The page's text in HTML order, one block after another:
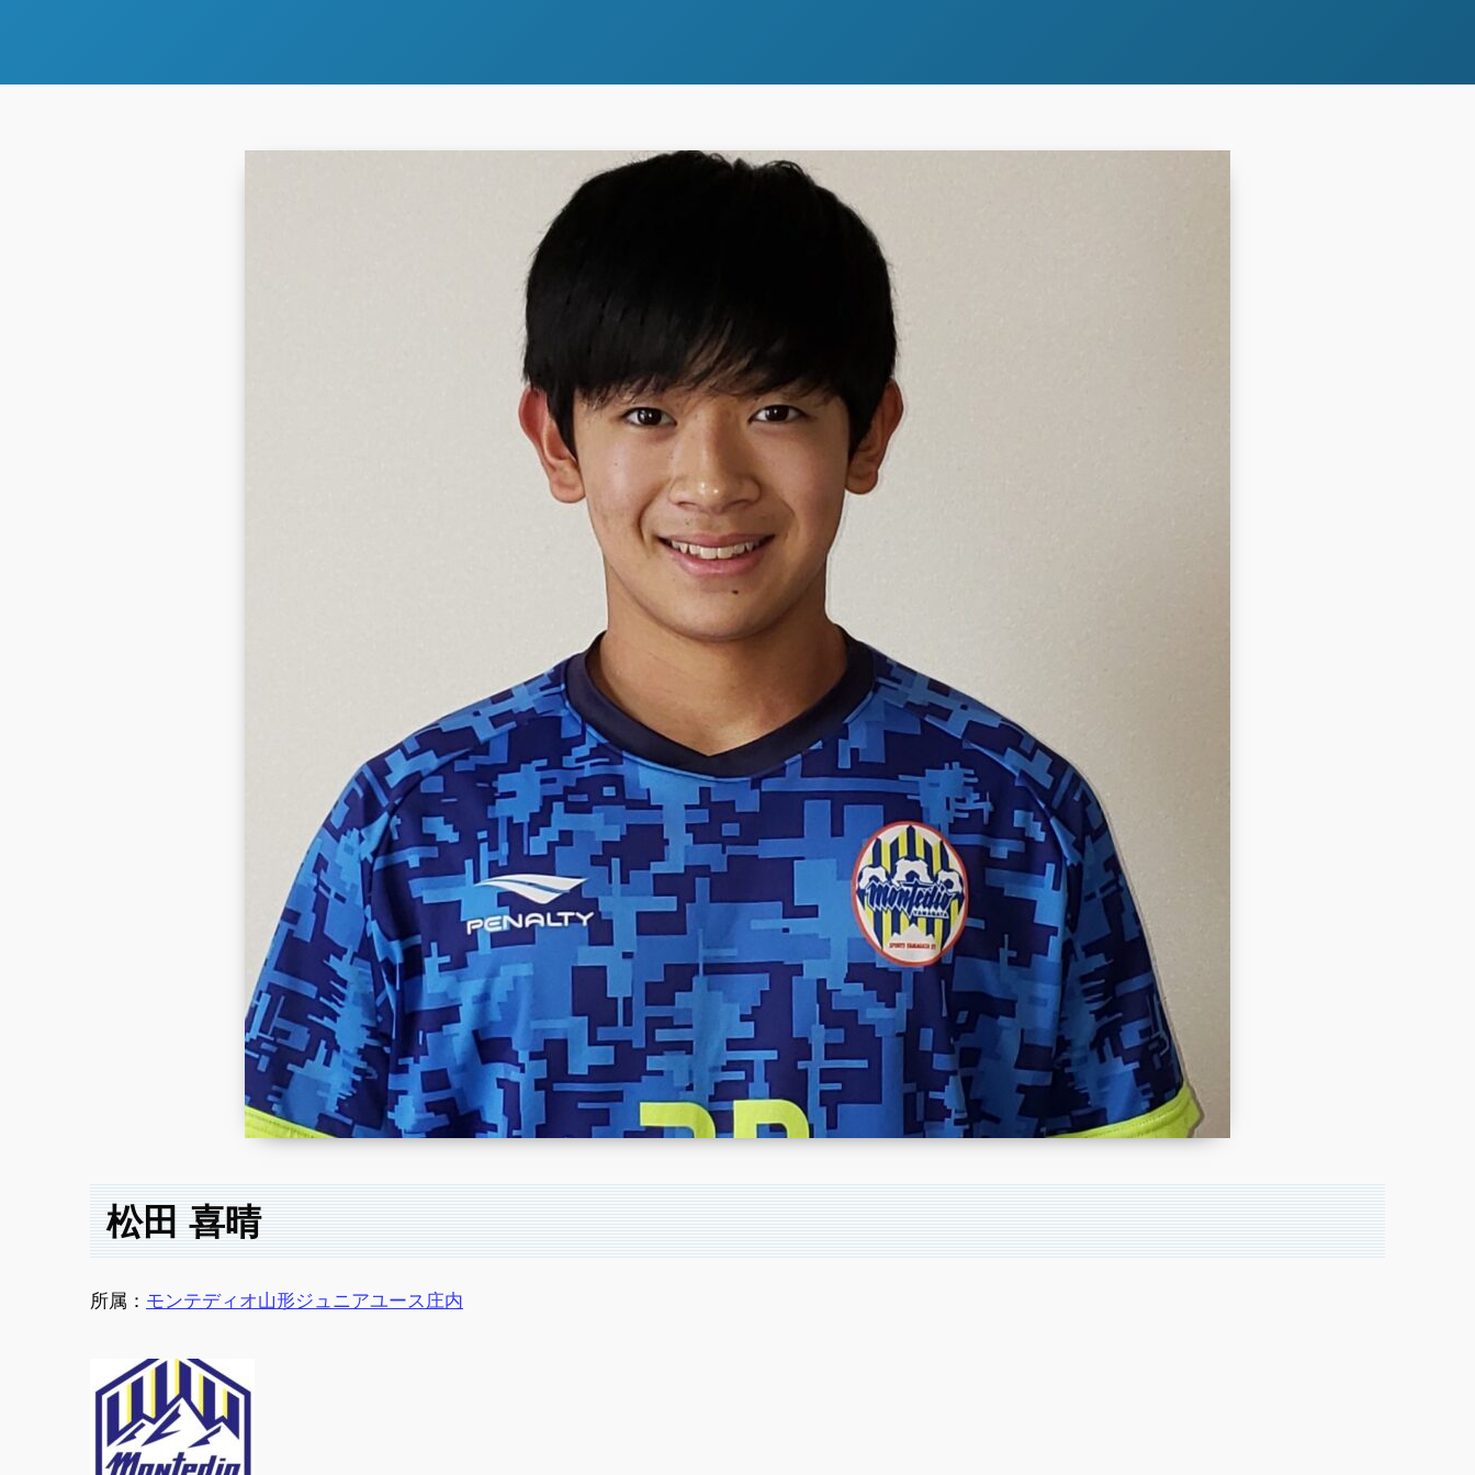
松田 喜晴
所属： モンテディオ山形ジュニアユース庄内